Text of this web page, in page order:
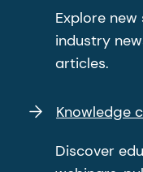
Explore
industry
articles.
Knowledge
Discover